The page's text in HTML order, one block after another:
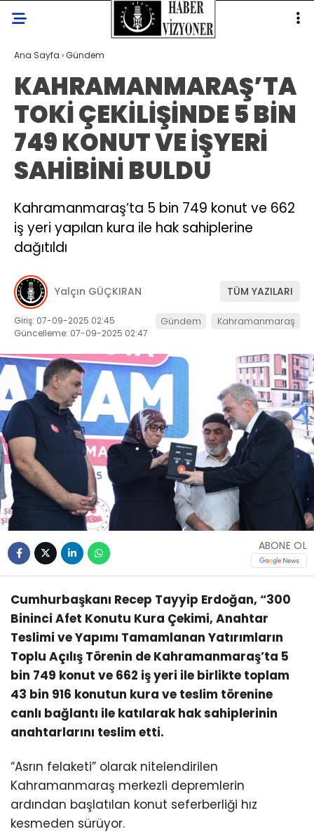
Ana Sayfa ›Gündem
KAHRAMANMARAŞ’TA
TOKİ ÇEKİLİŞİNDE 5 BİN
749 KONUT VE İŞYERİ
SAHİBİNİ BULDU
Kahramanmaraş’ta 5 bin 749 konut ve 662
iş yeri yapılan kura ile hak sahiplerine
dağıtıldı
Yalçın GÜÇKIRAN TÜM YAZILARI
Giriş: 07-09-2025 02:45
Güncelleme: 07-09-2025 02:47
Gündem Kahramanmaraş
ABONE OL
Cumhurbaşkanı Recep Tayyip Erdoğan, “300
Bininci Afet Konutu Kura Çekimi, Anahtar
Teslimi ve Yapımı Tamamlanan Yatırımların
Toplu Açılış Törenin de Kahramanmaraş’ta 5
bin 749 konut ve 662 iş yeri ile birlikte toplam
43 bin 916 konutun kura ve teslim törenine
canlı bağlantı ile katılarak hak sahiplerinin
anahtarlarını teslim etti.
“Asrın felaketi” olarak nitelendirilen
Kahramanmaraş merkezli depremlerin
ardından başlatılan konut seferberliği hız
kesmeden sürüyor.